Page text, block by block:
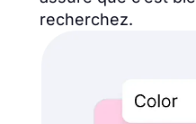
recherchez.